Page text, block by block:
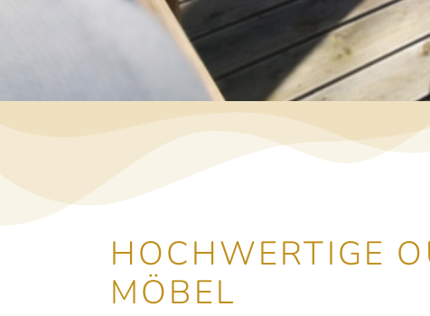
HOCHWERTIGE
MÖBEL